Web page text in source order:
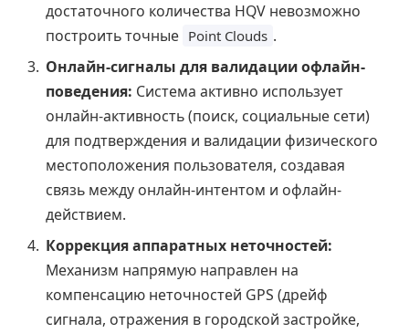
достаточного количества HQV невозможно
построить точные Point Clouds .
Онлайн-сигналы для валидации офлайн-
поведения: Система активно использует
онлайн-активность (поиск, социальные сети)
для подтверждения и валидации физического
местоположения пользователя, создавая
связь между онлайн-интентом и офлайн-
действием.
Коррекция аппаратных неточностей:
Механизм напрямую направлен на
компенсацию неточностей GPS (дрейф
сигнала, отражения в городской застройке,